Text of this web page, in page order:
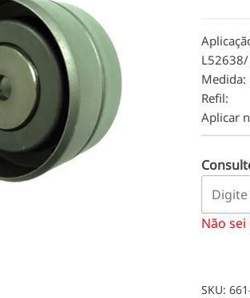
Refil:
Aplicar
Não
SKU: